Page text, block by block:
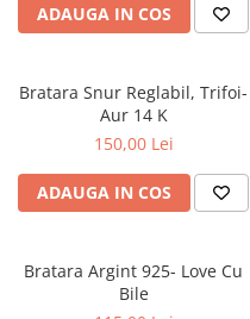
ADAUGA IN COS
Bratara Snur Reglabil, Trifoi-
Aur 14 K
150,00 Lei
ADAUGA IN COS
Bratara Argint 925- Love Cu
Bile